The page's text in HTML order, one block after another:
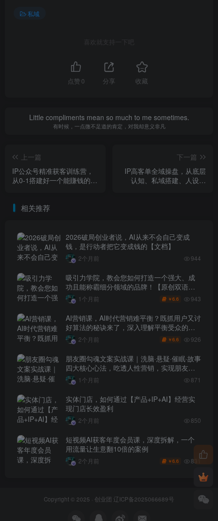
私域
喜欢就支持一下吧
点赞 0 分享 收藏
Little compliments mean so much to me sometimes.
有时候，一点微不足道的肯定，对我却意义非凡
上一篇
IP公众号精准获客训练营，
从0-1搭建好一个能賺钱的IP
下一篇
IP高客单全域操盘，从底层
认知、私域搭建、人设包
相关推荐
2026破局创业者说，AI从来不会自己变成
钱，是行动者把它变成钱的【文档】
2个月前 944
吸引力学院，教会您如何打造一个强大、成
功且能称霸细分领域的品牌！【原创双语字
幕】 1个月前 ￥6.6 943
AI营销课，AI时代营销难平衡？既抓用户又讨
好算法的秘诀来了，深入理解平衡受众的需
求【原创双语字幕】
2个月前 ￥6.6 926
朋友圈勾魂文案实战课｜洗脑·悬疑·催眠·故事
四大核心心法，吃透人性营销，实现朋友圈
不销而售被动成交
1个月前 871
实体门店，如何通过【产品+IP+AI】经营实
现门店长效盈利
2个月前 850
短视频AI获客年度会员课，深度拆解，一个
用流量让生意翻10倍的案例
2个月前 ￥6.6 831
Copyright © 2025 · 创业团 辽ICP备2025066689号